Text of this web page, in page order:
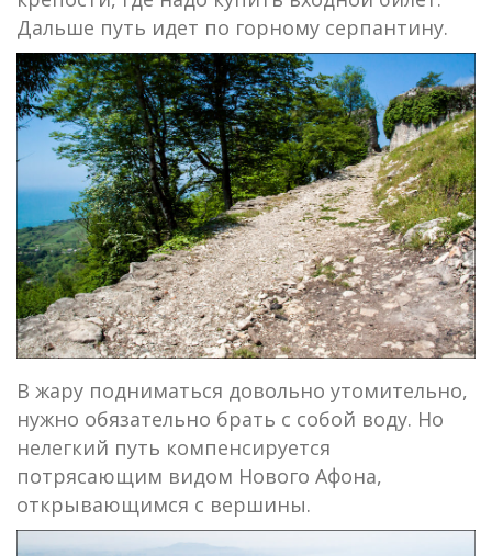
Дальше путь идет по горному серпантину.
В жару подниматься довольно утомительно,
нужно обязательно брать с собой воду. Но
нелегкий путь компенсируется
потрясающим видом Нового Афона,
открывающимся с вершины.